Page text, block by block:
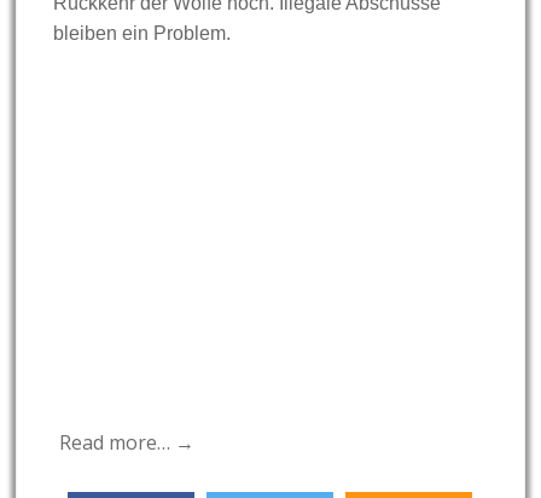
bleiben ein Problem.
Read more… →